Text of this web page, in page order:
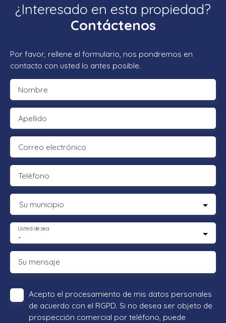
¿Interesado en esta propiedad?
Contáctenos
Por favor, rellene el formulario, nos pondremos en
contacto con usted lo antes posible.
Nombre
Apellido
Correo electrónico
Teléfono
Su municipio
-
Usted desea
Su mensaje
Acepto el procesamiento de mis datos personales
de acuerdo con el RGPD. Si no desea ser objeto de
prospección comercial por teléfono, puede